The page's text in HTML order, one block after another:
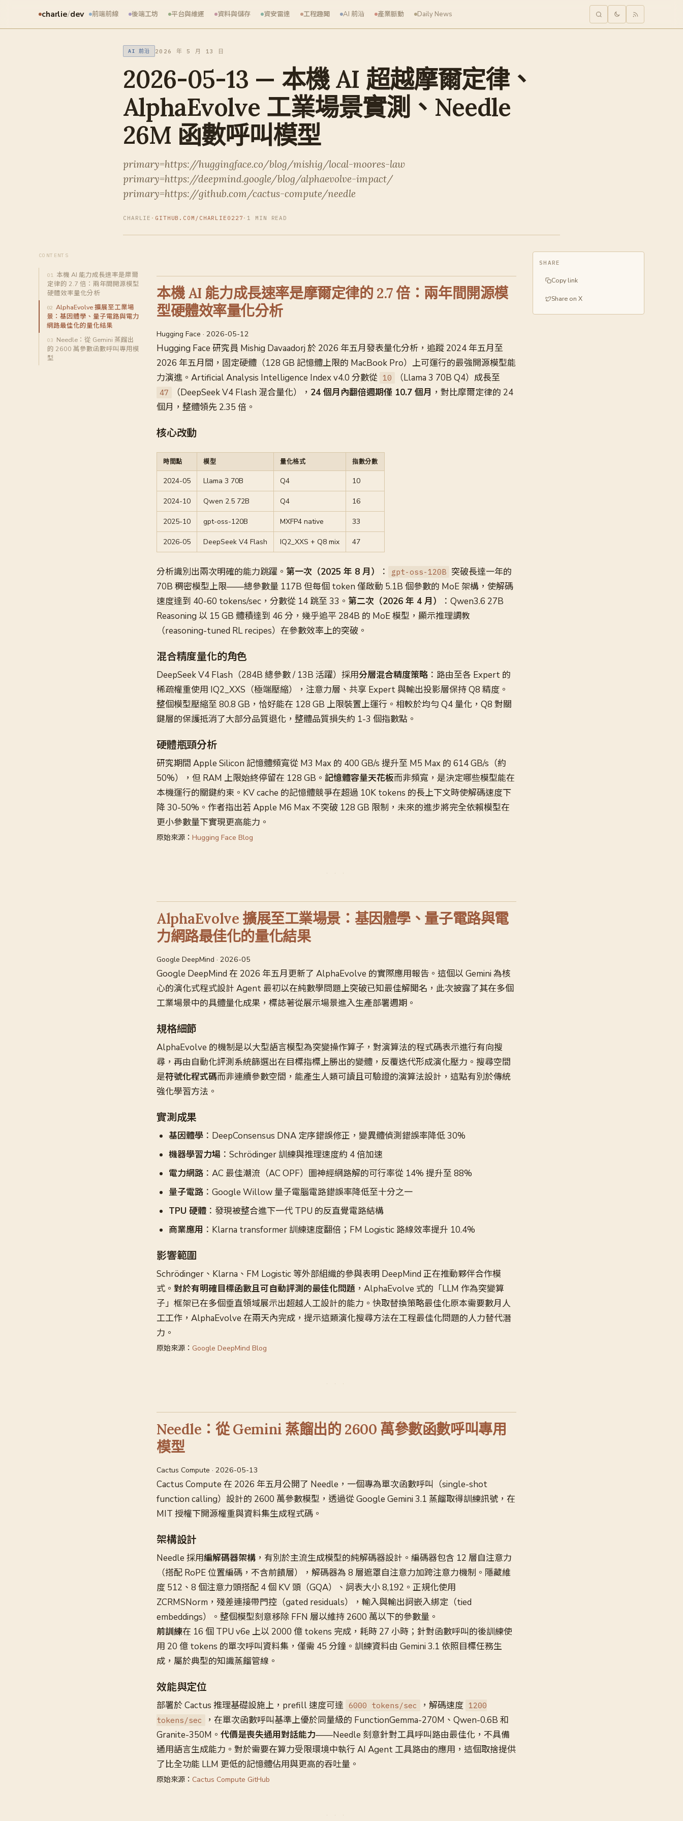
charlie/dev 前端前線 後端工坊 平台與維運 資料與儲存 資安雷達 工程趣聞 AI 前沿 產業脈動 Daily News
AI 前沿 2026 年 5 月 13 日
2026-05-13 — 本機 AI 超越摩爾定律、
AlphaEvolve 工業場景實測、Needle
26M 函數呼叫模型
primary=https://huggingface.co/blog/mishig/local-moores-law
primary=https://deepmind.google/blog/alphaevolve-impact/
primary=https://github.com/cactus-compute/needle
CHARLIE · GITHUB.COM/CHARLIE0227 · 1 MIN READ
CONTENTS
本機 AI 能力成長速率是摩爾
定律的 2.7 倍：兩年間開源模型
硬體效率量化分析
AlphaEvolve 擴展至工業場
景：基因體學、量子電路與電力
網路最佳化的量化結果
Needle：從 Gemini 蒸餾出
的 2600 萬參數函數呼叫專用模
型
本機 AI 能力成長速率是摩爾定律的 2.7 倍：兩年間開源模
型硬體效率量化分析
Hugging Face · 2026-05-12
Hugging Face 研究員 Mishig Davaadorj 於 2026 年五月發表量化分析，追蹤 2024 年五月至
2026 年五月間，固定硬體（128 GB 記憶體上限的 MacBook Pro）上可運行的最強開源模型能
力演進。Artificial Analysis Intelligence Index v4.0 分數從 10 （Llama 3 70B Q4）成長至
47 （DeepSeek V4 Flash 混合量化）， 24 個月內翻倍週期僅 10.7 個月 ，對比摩爾定律的 24
個月，整體領先 2.35 倍。
核心改動
時間點 模型 量化格式 指數分數
2024-05 Llama 3 70B Q4 10
2024-10 Qwen 2.5 72B Q4 16
2025-10 gpt-oss-120B MXFP4 native 33
2026-05 DeepSeek V4 Flash IQ2_XXS + Q8 mix 47
分析識別出兩次明確的能力跳躍。 第一次（2025 年 8 月） ： gpt-oss-120B 突破長達一年的
70B 稠密模型上限——總參數量 117B 但每個 token 僅啟動 5.1B 個參數的 MoE 架構，使解碼
速度達到 40-60 tokens/sec，分數從 14 跳至 33。 第二次（2026 年 4 月）
：Qwen3.6 27B
Reasoning 以 15 GB 體積達到 46 分，幾乎追平 284B 的 MoE 模型，顯示推理調教
（reasoning-tuned RL recipes）在參數效率上的突破。
混合精度量化的角色
DeepSeek V4 Flash（284B 總參數 / 13B 活躍）採用分層混合精度策略 ：路由至各 Expert 的
稀疏權重使用 IQ2_XXS（極端壓縮），注意力層、共享 Expert 與輸出投影層保持 Q8 精度。
整個模型壓縮至 80.8 GB，恰好能在 128 GB 上限裝置上運行。相較於均勻 Q4 量化，Q8 對關
鍵層的保護抵消了大部分品質退化，整體品質損失約 1-3 個指數點。
硬體瓶頸分析
研究期間 Apple Silicon 記憶體頻寬從 M3 Max 的 400 GB/s 提升至 M5 Max 的 614 GB/s（約
50%），但 RAM 上限始終停留在 128 GB。 記憶體容量天花板而非頻寬，是決定哪些模型能在
本機運行的關鍵約束。KV cache 的記憶體競爭在超過 10K tokens 的長上下文時使解碼速度下
降 30-50%。作者指出若 Apple M6 Max 不突破 128 GB 限制，未來的進步將完全依賴模型在
更小參數量下實現更高能力。
原始來源： Hugging Face Blog
AlphaEvolve 擴展至工業場景：基因體學、量子電路與電
力網路最佳化的量化結果
Google DeepMind · 2026-05
Google DeepMind 在 2026 年五月更新了 AlphaEvolve 的實際應用報告。這個以 Gemini 為核
心的演化式程式設計 Agent 最初以在純數學問題上突破已知最佳解聞名，此次披露了其在多個
工業場景中的具體量化成果，標誌著從展示場景進入生產部署週期。
規格細節
AlphaEvolve 的機制是以大型語言模型為突變操作算子，對演算法的程式碼表示進行有向搜
尋，再由自動化評測系統篩選出在目標指標上勝出的變體，反覆迭代形成演化壓力。搜尋空間
是符號化程式碼而非連續參數空間，能產生人類可讀且可驗證的演算法設計，這點有別於傳統
強化學習方法。
實測成果
基因體學 ：DeepConsensus DNA 定序錯誤修正，變異體偵測錯誤率降低 30%
機器學習力場 ：Schrödinger 訓練與推理速度約 4 倍加速
電力網路 ：AC 最佳潮流（AC OPF）圖神經網路解的可行率從 14% 提升至 88%
量子電路 ：Google Willow 量子電腦電路錯誤率降低至十分之一
TPU 硬體 ：發現被整合進下一代 TPU 的反直覺電路結構
商業應用 ：Klarna transformer 訓練速度翻倍；FM Logistic 路線效率提升 10.4%
影響範圍
Schrödinger、Klarna、FM Logistic 等外部組織的參與表明 DeepMind 正在推動夥伴合作模
式。 對於有明確目標函數且可自動評測的最佳化問題 ，AlphaEvolve 式的「LLM 作為突變算
子」框架已在多個垂直領域展示出超越人工設計的能力。快取替換策略最佳化原本需要數月人
工工作，AlphaEvolve 在兩天內完成，提示這類演化搜尋方法在工程最佳化問題的人力替代潛
力。
原始來源： Google DeepMind Blog
Needle：從 Gemini 蒸餾出的 2600 萬參數函數呼叫專用
模型
Cactus Compute · 2026-05-13
Cactus Compute 在 2026 年五月公開了 Needle，一個專為單次函數呼叫（single-shot
function calling）設計的 2600 萬參數模型，透過從 Google Gemini 3.1 蒸餾取得訓練訊號，在
MIT 授權下開源權重與資料集生成程式碼。
架構設計
Needle 採用編解碼器架構 ，有別於主流生成模型的純解碼器設計。編碼器包含 12 層自注意力
（搭配 RoPE 位置編碼，不含前饋層），解碼器為 8 層遮罩自注意力加跨注意力機制。隱藏維
度 512、8 個注意力頭搭配 4 個 KV 頭（GQA）、詞表大小 8,192。正規化使用
ZCRMSNorm，殘差連接帶門控（gated residuals），輸入與輸出詞嵌入綁定（tied
embeddings）。整個模型刻意移除 FFN 層以維持 2600 萬以下的參數量。
前訓練在 16 個 TPU v6e 上以 2000 億 tokens 完成，耗時 27 小時；針對函數呼叫的後訓練使
用 20 億 tokens 的單次呼叫資料集，僅需 45 分鐘。訓練資料由 Gemini 3.1 依照目標任務生
成，屬於典型的知識蒸餾管線。
效能與定位
部署於 Cactus 推理基礎設施上，prefill 速度可達 6000 tokens/sec ，解碼速度 1200
tokens/sec
，在單次函數呼叫基準上優於同量級的 FunctionGemma-270M、Qwen-0.6B 和
Granite-350M。 代價是喪失通用對話能力——Needle 刻意針對工具呼叫路由最佳化，不具備
通用語言生成能力。對於需要在算力受限環境中執行 AI Agent 工具路由的應用，這個取捨提供
了比全功能 LLM 更低的記憶體佔用與更高的吞吐量。
原始來源： Cactus Compute GitHub
SHARE
Copy link
Share on X